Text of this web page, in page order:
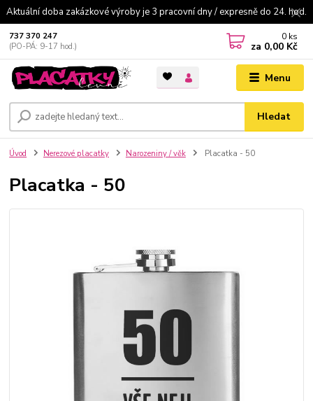
Aktuální doba zakázkové výroby je 3 pracovní dny / expresně do 24. hod.
Menu
Hledat
737 370 247
(PO-PÁ: 9-17 hod.)
0 ks
za 0,00 Kč
Úvod Nerezové placatky Narozeniny / věk Placatka - 50
Placatka - 50